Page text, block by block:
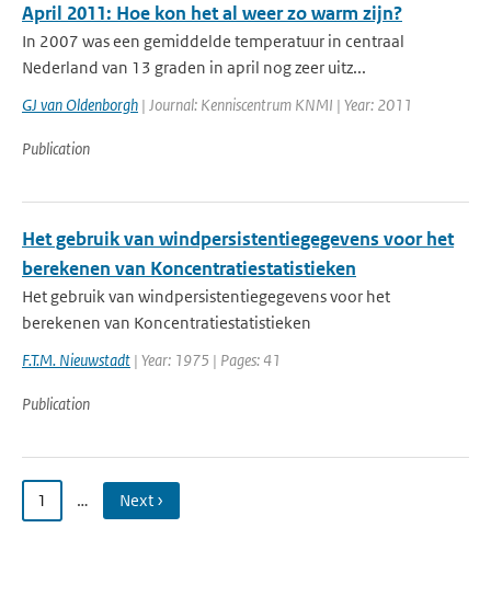
April 2011: Hoe kon het al weer zo warm zijn?
In 2007 was een gemiddelde temperatuur in centraal
Nederland van 13 graden in april nog zeer uitz...
GJ van Oldenborgh | Journal: Kenniscentrum KNMI | Year: 2011
Publication
Het gebruik van windpersistentiegegevens voor het
berekenen van Koncentratiestatistieken
Het gebruik van windpersistentiegegevens voor het
berekenen van Koncentratiestatistieken
F.T.M. Nieuwstadt | Year: 1975 | Pages: 41
Publication
1 … Next ›